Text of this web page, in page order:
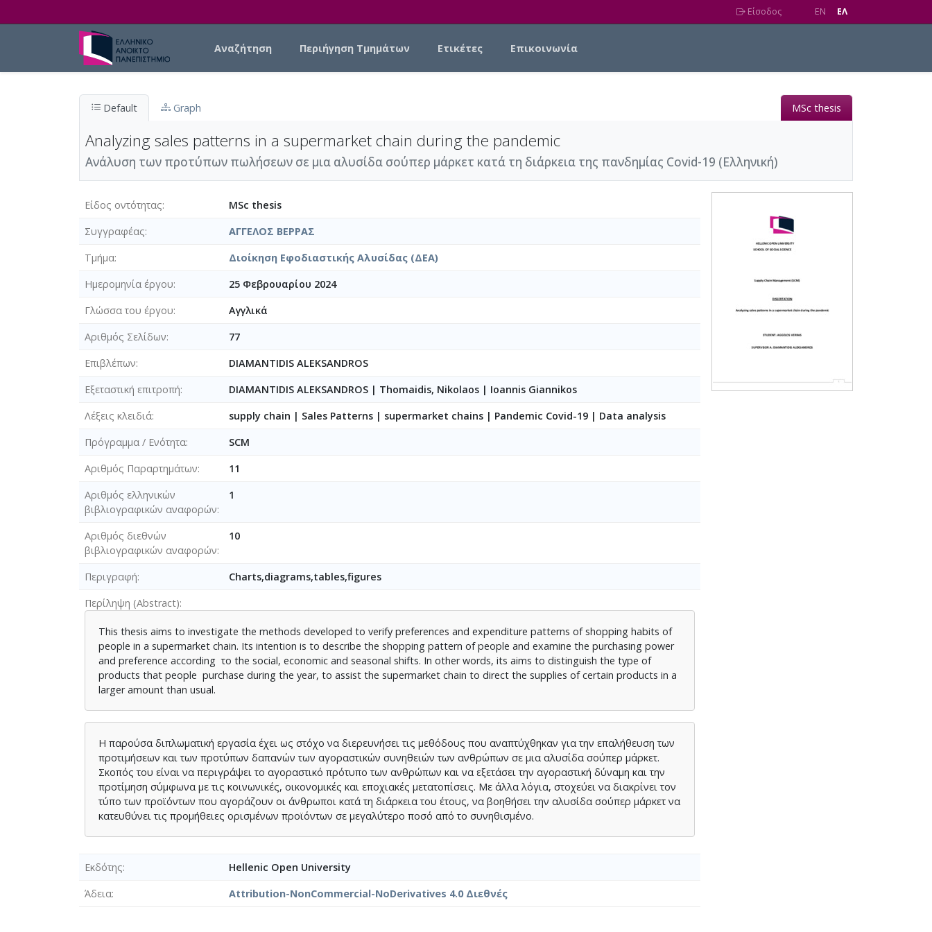
Είσοδος EN EΛ
Αναζήτηση Περιήγηση Τμημάτων Ετικέτες Επικοινωνία
Default Graph MSc thesis
Analyzing sales patterns in a supermarket chain during the pandemic
Ανάλυση των προτύπων πωλήσεων σε μια αλυσίδα σούπερ μάρκετ κατά τη διάρκεια της πανδημίας Covid-19 (Ελληνική)
Είδος οντότητας
MSc thesis
Συγγραφέας
ΑΓΓΕΛΟΣ ΒΕΡΡΑΣ
Τμήμα
Διοίκηση Εφοδιαστικής Αλυσίδας (ΔΕΑ)
Ημερομηνία έργου
25 Φεβρουαρίου 2024
Γλώσσα του έργου
Αγγλικά
Αριθμός Σελίδων
77
Επιβλέπων
DIAMANTIDIS ALEKSANDROS
Εξεταστική επιτροπή
DIAMANTIDIS ALEKSANDROS | Thomaidis, Nikolaos | Ioannis Giannikos
Λέξεις κλειδιά
supply chain | Sales Patterns | supermarket chains | Pandemic Covid-19 | Data analysis
Πρόγραμμα / Ενότητα
SCM
Αριθμός Παραρτημάτων
11
Αριθμός ελληνικών
βιβλιογραφικών αναφορών
1
Αριθμός διεθνών
βιβλιογραφικών αναφορών
10
Περιγραφή
Charts,diagrams,tables,figures
Περίληψη (Abstract)
This thesis aims to investigate the methods developed to verify preferences and expenditure patterns of shopping habits of
people in a supermarket chain. Its intention is to describe the shopping pattern of people and examine the purchasing power
and preference according το the social, economic and seasonal shifts. In other words, its aims to distinguish the type of
products that people purchase during the year, to assist the supermarket chain to direct the supplies of certain products in a
larger amount than usual.
Η παρούσα διπλωματική εργασία έχει ως στόχο να διερευνήσει τις μεθόδους που αναπτύχθηκαν για την επαλήθευση των
προτιμήσεων και των προτύπων δαπανών των αγοραστικών συνηθειών των ανθρώπων σε μια αλυσίδα σούπερ μάρκετ.
Σκοπός του είναι να περιγράψει το αγοραστικό πρότυπο των ανθρώπων και να εξετάσει την αγοραστική δύναμη και την
προτίμηση σύμφωνα με τις κοινωνικές, οικονομικές και εποχιακές μετατοπίσεις. Με άλλα λόγια, στοχεύει να διακρίνει τον
τύπο των προϊόντων που αγοράζουν οι άνθρωποι κατά τη διάρκεια του έτους, να βοηθήσει την αλυσίδα σούπερ μάρκετ να
κατευθύνει τις προμήθειες ορισμένων προϊόντων σε μεγαλύτερο ποσό από το συνηθισμένο.
Εκδότης
Hellenic Open University
Άδεια
Attribution-NonCommercial-NoDerivatives 4.0 Διεθνές